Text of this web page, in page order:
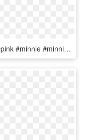
#mq #pink #minnie #minniemouse - Imagens Da Cabeça Da Minnie Para Imprimir, HD Png Download